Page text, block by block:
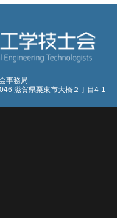
事務局
滋賀県栗東市大橋２丁目4-1